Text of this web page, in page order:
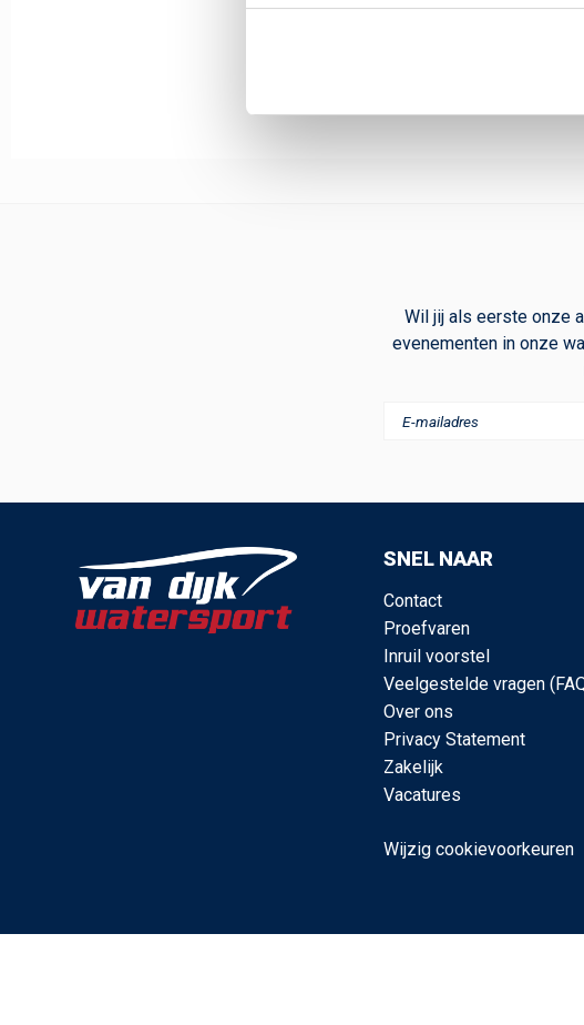
Wil jij als eerste onze
evenementen in onze
SNEL NAAR
Contact
Proefvaren
Inruil voorstel
Veelgestelde vragen
Over ons
Privacy Statement
Zakelijk
Vacatures
Wijzig cookievoorkeuren